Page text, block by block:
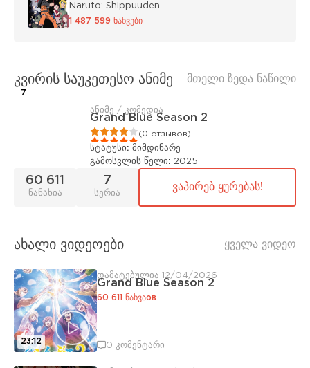
Naruto: Shippuuden
1 487 599 ნახვები
კვირის საუკეთესო ანიმე მთელი ზედა ნაწილი
7
ანიმე / კომედია
Grand Blue Season 2
(0 отзывов)
სტატუსი: მიმდინარე
გამოსვლის წელი: 2025
60 611
ნანახია
7
სერია
ვაპირებ ყურებას!
ახალი ვიდეოები ყველა ვიდეო
23:12
დამატებულია 12/04/2026
Grand Blue Season 2
60 611 ნახვაов
0 კომენტარი